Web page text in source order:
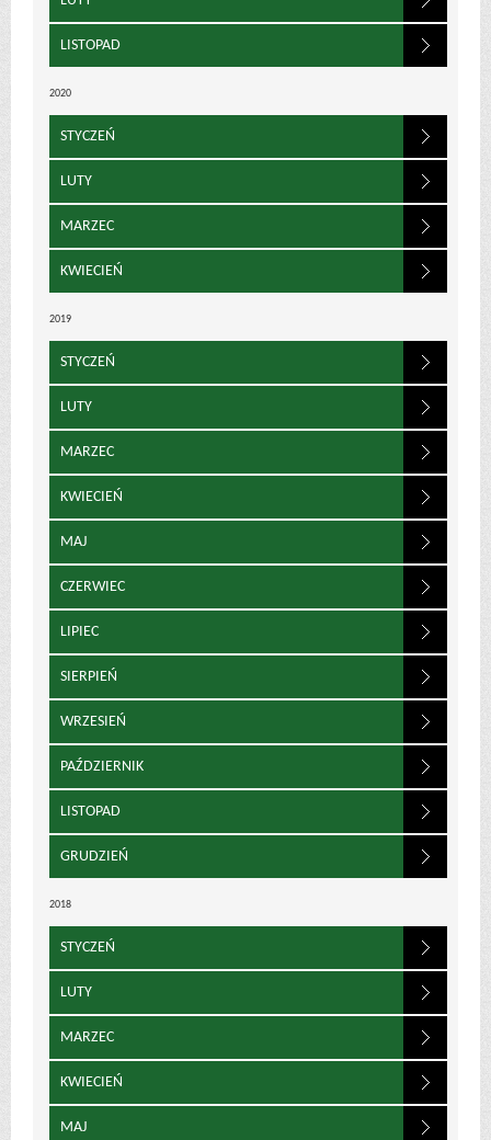
LISTOPAD
2020
STYCZEŃ
LUTY
MARZEC
KWIECIEŃ
2019
STYCZEŃ
LUTY
MARZEC
KWIECIEŃ
MAJ
CZERWIEC
LIPIEC
SIERPIEŃ
WRZESIEŃ
PAŹDZIERNIK
LISTOPAD
GRUDZIEŃ
2018
STYCZEŃ
LUTY
MARZEC
KWIECIEŃ
MAJ